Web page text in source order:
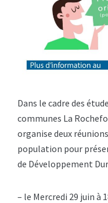
Dans le cadre des
communes La
organise deux
population pour
de Développement
– le Mercredi 29 juin à